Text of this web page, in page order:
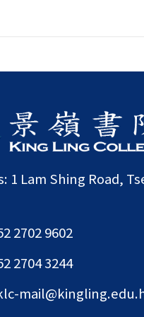
1 Lam Shing Road,
2702 9602
2704 3244